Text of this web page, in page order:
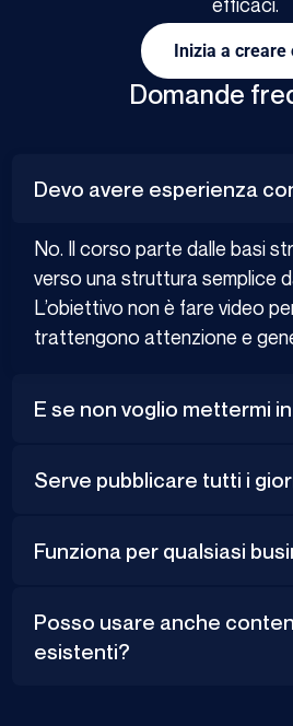
efficaci.
Inizia a creare
Domande
Devo avere esperienza
No. Il corso parte dalle basi
verso una struttura semplice
L’obiettivo non è fare video
trattengono attenzione e
E se non voglio mettermi
Serve pubblicare tutti i
Funziona per qualsiasi
Posso usare anche
esistenti?